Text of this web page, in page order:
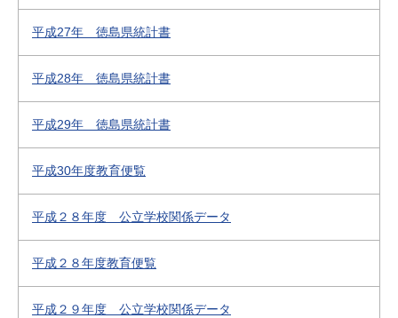
平成27年 徳島県統計書
平成28年 徳島県統計書
平成29年 徳島県統計書
平成30年度教育便覧
平成２８年度 公立学校関係データ
平成２８年度教育便覧
平成２９年度 公立学校関係データ